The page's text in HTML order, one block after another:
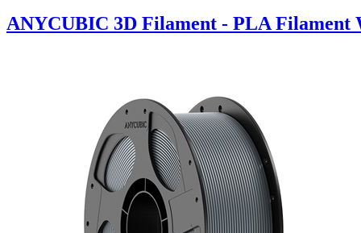
ANYCUBIC 3D Filament - PLA Filament